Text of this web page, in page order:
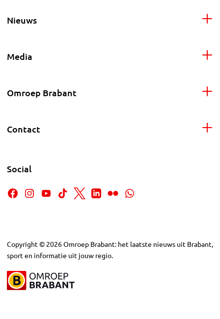
Nieuws
Media
Omroep Brabant
Contact
Social
Copyright © 2026Omroep Brabant: het laatste nieuws uit Brabant,
sport en informatie uit jouw regio.